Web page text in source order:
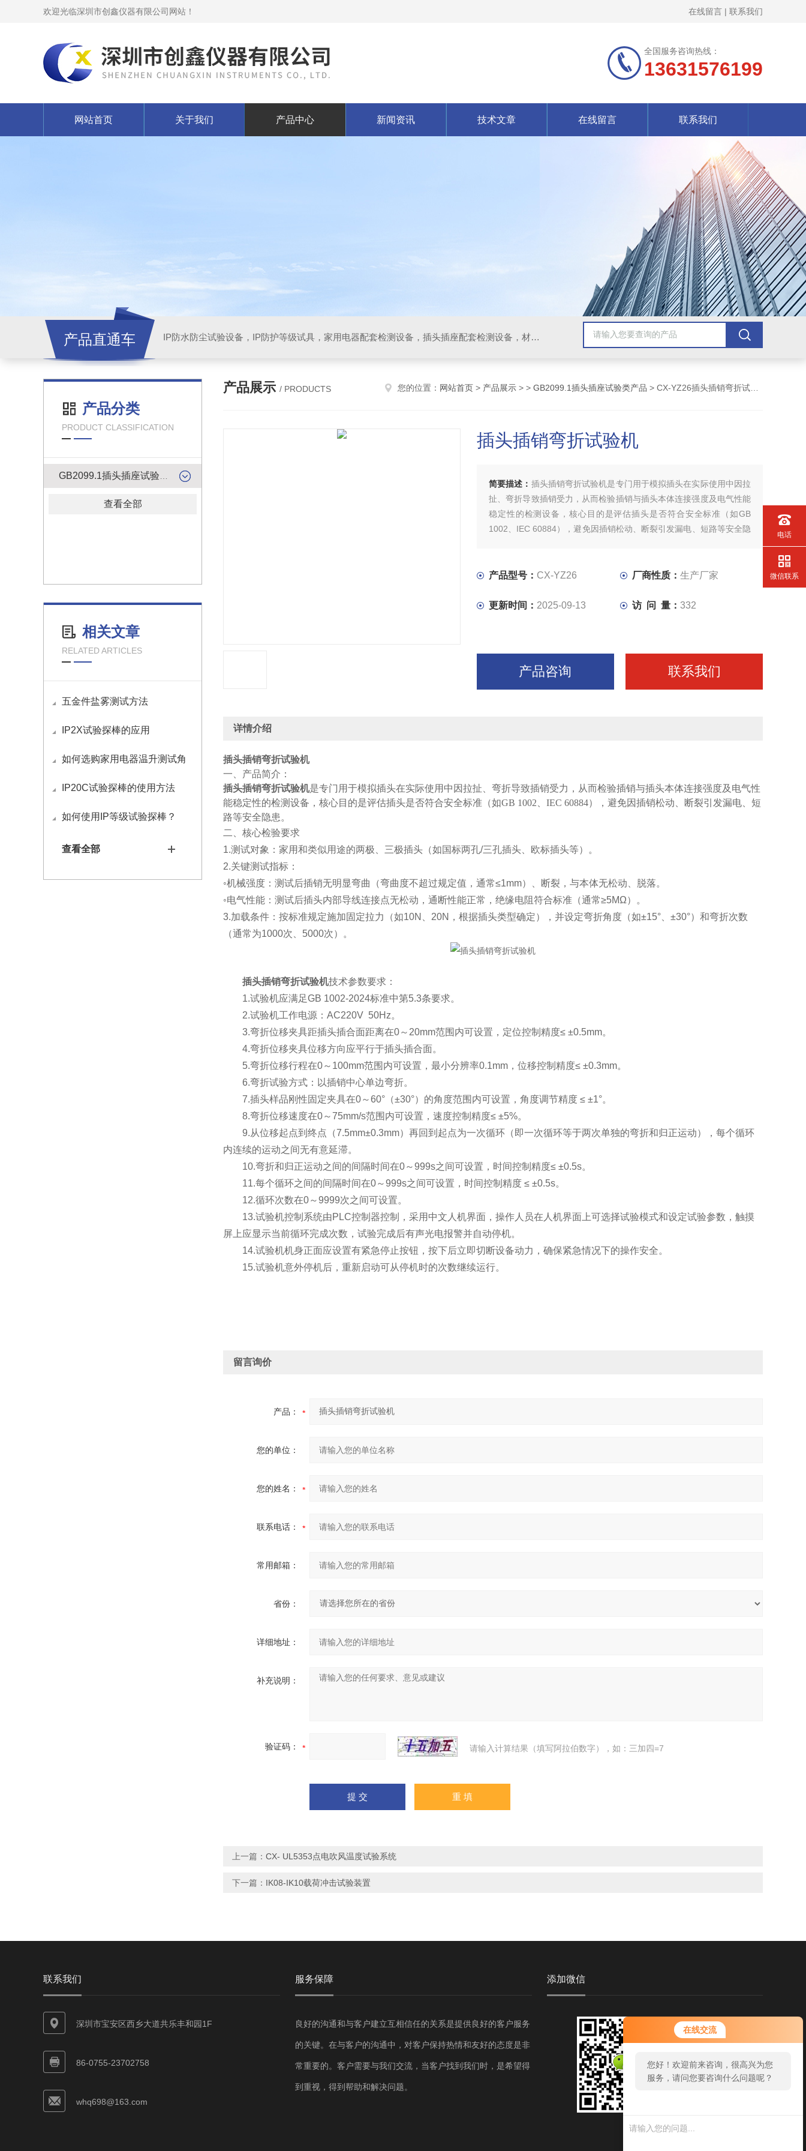
在线交流
您好！欢迎前来咨询，很高兴为您
服务，请问您要咨询什么问题呢？
欢迎光临深圳市创鑫仪器有限公司网站！ 在线留言 | 联系我们
全国服务咨询热线：
13631576199
网站首页 关于我们 产品中心 新闻资讯 技术文章 在线留言 联系我们
产品直通车 IP防水防尘试验设备，IP防护等级试具，家用电器配套检测设备，插头插座配套检测设备，材料阻燃试验设备，碰撞试验装置，GB4943.1配套检测产品，GB9706.1医用电气配套试验设备
产品分类
PRODUCT CLASSIFICATION
查看全部
相关文章
RELATED ARTICLES
五金件盐雾测试方法
IP2X试验探棒的应用
如何选购家用电器温升测试角
IP20C试验探棒的使用方法
如何使用IP等级试验探棒？
查看全部
产品展示 / PRODUCTS 您的位置： 网站首页 > 产品展示 > > GB2099.1插头插座试验类产品 > CX-YZ26插头插销弯折试验机
插头插销弯折试验机
简要描述： 插头插销弯折试验机是专门用于模拟插头在实际使用中因拉
扯、弯折导致插销受力，从而检验插销与插头本体连接强度及电气性能
稳定性的检测设备，核心目的是评估插头是否符合安全标准（如GB
1002、IEC 60884），避免因插销松动、断裂引发漏电、短路等安全隐
产品型号： CX-YZ26 厂商性质： 生产厂家
更新时间： 2025-09-13 访 问 量： 332
产品咨询 联系我们
详情介绍
插头插销弯折试验机
一、产品简介：
插头插销弯折试验机是专门用于模拟插头在实际使用中因拉扯、弯折导致插销受力，从而检验插销与插头本体连接强度及电气性
能稳定性的检测设备，核心目的是评估插头是否符合安全标准（如GB 1002、IEC 60884），避免因插销松动、断裂引发漏电、短
路等安全隐患。
二、核心检验要求
1.测试对象：家用和类似用途的两极、三极插头（如国标两孔/三孔插头、欧标插头等）。
2.关键测试指标：
◦机械强度：测试后插销无明显弯曲（弯曲度不超过规定值，通常≤1mm）、断裂，与本体无松动、脱落。
◦电气性能：测试后插头内部导线连接点无松动，通断性能正常，绝缘电阻符合标准（通常≥5MΩ）。
3.加载条件：按标准规定施加固定拉力（如10N、20N，根据插头类型确定），并设定弯折角度（如±15°、±30°）和弯折次数
（通常为1000次、5000次）。
插头插销弯折试验机技术参数要求：
1.试验机应满足GB 1002-2024标准中第5.3条要求。
2.试验机工作电源：AC220V 50Hz。
3.弯折位移夹具距插头插合面距离在0～20mm范围内可设置，定位控制精度≤ ±0.5mm。
4.弯折位移夹具位移方向应平行于插头插合面。
5.弯折位移行程在0～100mm范围内可设置，最小分辨率0.1mm，位移控制精度≤ ±0.3mm。
6.弯折试验方式：以插销中心单边弯折。
7.插头样品刚性固定夹具在0～60°（±30°）的角度范围内可设置，角度调节精度 ≤ ±1°。
8.弯折位移速度在0～75mm/s范围内可设置，速度控制精度≤ ±5%。
9.从位移起点到终点（7.5mm±0.3mm）再回到起点为一次循环（即一次循环等于两次单独的弯折和归正运动），每个循环
内连续的运动之间无有意延滞。
10.弯折和归正运动之间的间隔时间在0～999s之间可设置，时间控制精度≤ ±0.5s。
11.每个循环之间的间隔时间在0～999s之间可设置，时间控制精度 ≤ ±0.5s。
12.循环次数在0～9999次之间可设置。
13.试验机控制系统由PLC控制器控制，采用中文人机界面，操作人员在人机界面上可选择试验模式和设定试验参数，触摸
屏上应显示当前循环完成次数，试验完成后有声光电报警并自动停机。
14.试验机机身正面应设置有紧急停止按钮，按下后立即切断设备动力，确保紧急情况下的操作安全。
15.试验机意外停机后，重新启动可从停机时的次数继续运行。
留言询价
产品：
您的单位：
您的姓名：
联系电话：
常用邮箱：
省份：
详细地址：
补充说明：
验证码： 请输入计算结果（填写阿拉伯数字），如：三加四=7
上一篇： CX- UL5353点电吹风温度试验系统
下一篇： IK08-IK10载荷冲击试验装置
联系我们
深圳市宝安区西乡大道共乐丰和园1F
86-0755-23702758
whq698@163.com
服务保障
良好的沟通和与客户建立互相信任的关系是提供良好的客户服务
的关键。在与客户的沟通中，对客户保持热情和友好的态度是非
常重要的。客户需要与我们交流，当客户找到我们时，是希望得
到重视，得到帮助和解决问题。
添加微信
电话
微信联系